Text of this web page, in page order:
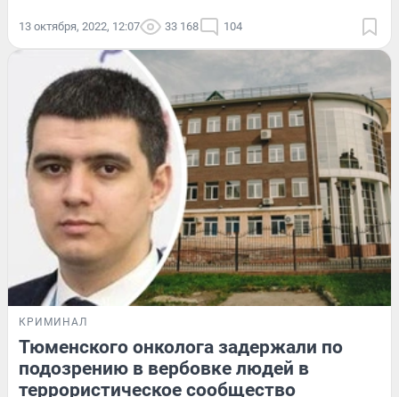
13 октября, 2022, 12:07 33 168 104
КРИМИНАЛ
Тюменского онколога задержали по
подозрению в вербовке людей в
террористическое сообщество